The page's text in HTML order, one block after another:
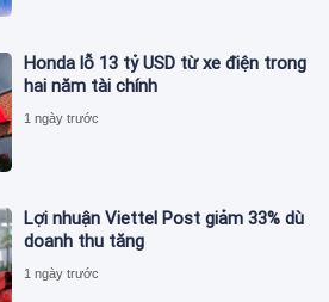
Honda lỗ 13 tỷ USD từ xe điện trong
hai năm tài chính
1 ngày trước
Lợi nhuận Viettel Post giảm 33% dù
doanh thu tăng
1 ngày trước